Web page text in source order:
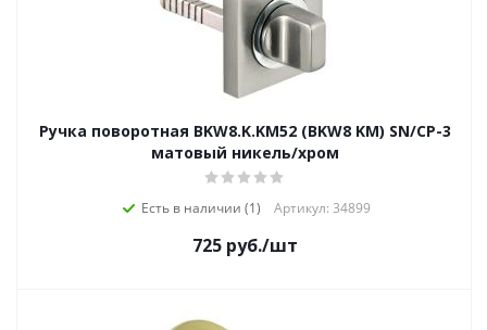
Ручка поворотная BKW8.K.KM52 (BKW8 KM) SN/CP-3
матовый никель/хром
Есть в наличии (1) Артикул: 34899
725руб./шт